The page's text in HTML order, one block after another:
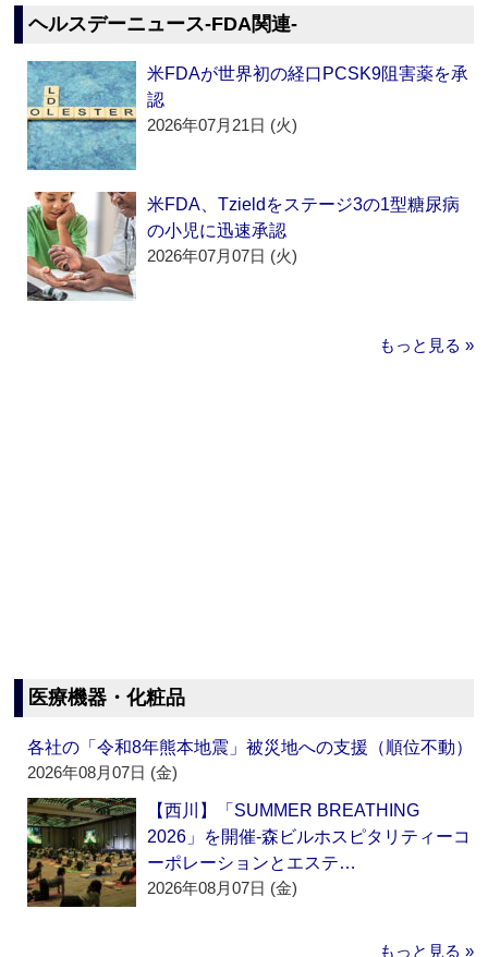
ヘルスデーニュース‐FDA関連‐
米FDAが世界初の経口PCSK9阻害薬を承
認
2026年07月21日 (火)
米FDA、Tzieldをステージ3の1型糖尿病
の小児に迅速承認
2026年07月07日 (火)
もっと見る »
医療機器・化粧品
各社の「令和8年熊本地震」被災地への支援（順位不動）
2026年08月07日 (金)
【西川】「SUMMER BREATHING
2026」を開催‐森ビルホスピタリティーコ
ーポレーションとエステ…
2026年08月07日 (金)
もっと見る »